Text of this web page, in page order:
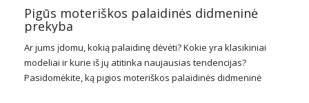
Pigūs moteriškos palaidinės didmeninė
prekyba
Ar jums įdomu, kokią palaidinę dėvėti? Kokie yra klasikiniai
modeliai ir kurie iš jų atitinka naujausias tendencijas?
Pasidomėkite, ką pigios moteriškos palaidinės didmeninė